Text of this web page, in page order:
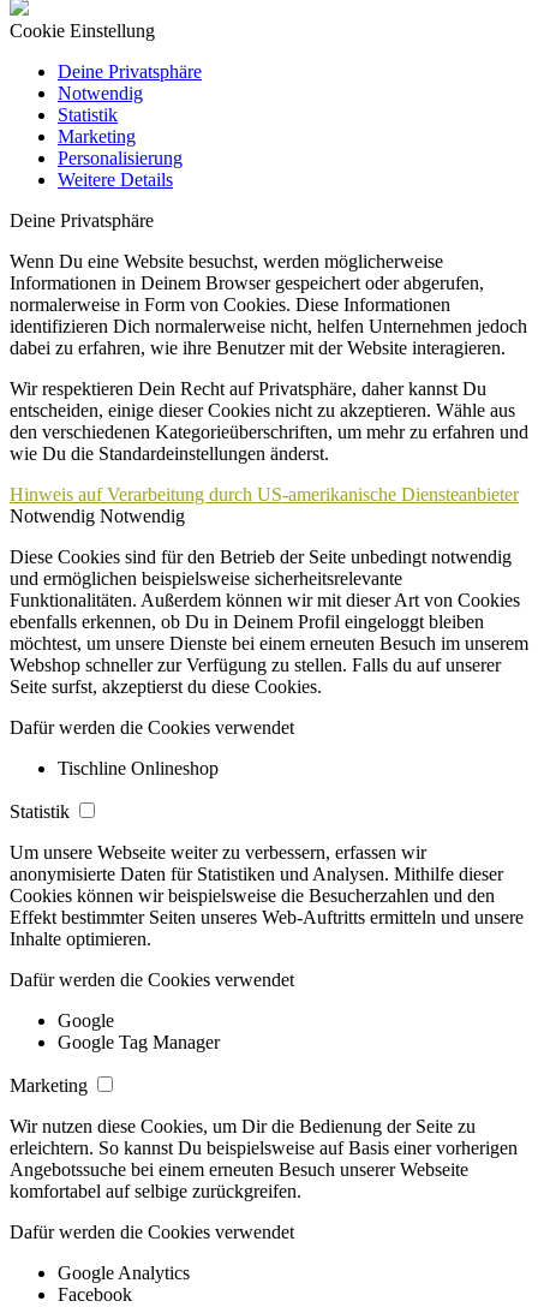
Cookie Einstellung
Deine Privatsphäre
Notwendig
Statistik
Marketing
Personalisierung
Weitere Details
Deine Privatsphäre
Wenn Du eine Website besuchst, werden möglicherweise
Informationen in Deinem Browser gespeichert oder abgerufen,
normalerweise in Form von Cookies. Diese Informationen
identifizieren Dich normalerweise nicht, helfen Unternehmen jedoch
dabei zu erfahren, wie ihre Benutzer mit der Website interagieren.
Wir respektieren Dein Recht auf Privatsphäre, daher kannst Du
entscheiden, einige dieser Cookies nicht zu akzeptieren. Wähle aus
den verschiedenen Kategorieüberschriften, um mehr zu erfahren und
wie Du die Standardeinstellungen änderst.
Hinweis auf Verarbeitung durch US-amerikanische Diensteanbieter
Notwendig Notwendig
Diese Cookies sind für den Betrieb der Seite unbedingt notwendig
und ermöglichen beispielsweise sicherheitsrelevante
Funktionalitäten. Außerdem können wir mit dieser Art von Cookies
ebenfalls erkennen, ob Du in Deinem Profil eingeloggt bleiben
möchtest, um unsere Dienste bei einem erneuten Besuch im unserem
Webshop schneller zur Verfügung zu stellen. Falls du auf unserer
Seite surfst, akzeptierst du diese Cookies.
Dafür werden die Cookies verwendet
Tischline Onlineshop
Statistik
Um unsere Webseite weiter zu verbessern, erfassen wir
anonymisierte Daten für Statistiken und Analysen. Mithilfe dieser
Cookies können wir beispielsweise die Besucherzahlen und den
Effekt bestimmter Seiten unseres Web-Auftritts ermitteln und unsere
Inhalte optimieren.
Dafür werden die Cookies verwendet
Google
Google Tag Manager
Marketing
Wir nutzen diese Cookies, um Dir die Bedienung der Seite zu
erleichtern. So kannst Du beispielsweise auf Basis einer vorherigen
Angebotssuche bei einem erneuten Besuch unserer Webseite
komfortabel auf selbige zurückgreifen.
Dafür werden die Cookies verwendet
Google Analytics
Facebook